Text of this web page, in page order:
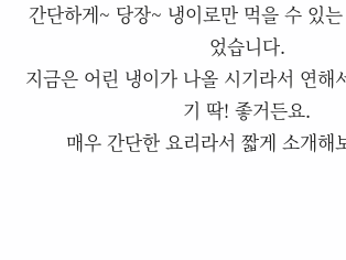
간단하게~ 당장~ 냉이로만 먹을 수 있
었습니다.
지금은 어린 냉이가 나올 시기라서 연해
기 딱! 좋거든요.
매우 간단한 요리라서 짧게 소개해